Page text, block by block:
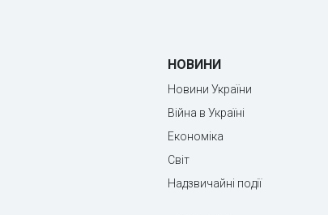
НОВИНИ
Новини України
Війна в Україні
Економіка
Світ
Надзвичайні події